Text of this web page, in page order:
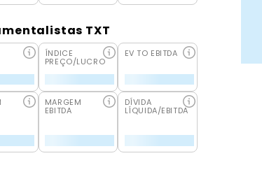
TXT
ÍNDICE
PREÇO/LUCRO
EV TO EBITDA
MARGEM
EBITDA
DÍVIDA
LÍQUIDA/EBITDA